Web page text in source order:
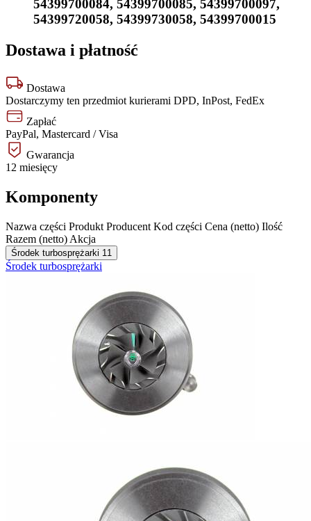
54399700084, 54399700085, 54399700097,
54399720058, 54399730058, 54399700015
Dostawa i płatność
Dostawa
Dostarczymy ten przedmiot kurierami DPD, InPost, FedEx
Zapłać
PayPal, Mastercard / Visa
Gwarancja
12 miesięcy
Komponenty
Nazwa części Produkt Producent Kod części Cena (netto) Ilość
Razem (netto) Akcja
Środek turbosprężarki 11
Środek turbosprężarki